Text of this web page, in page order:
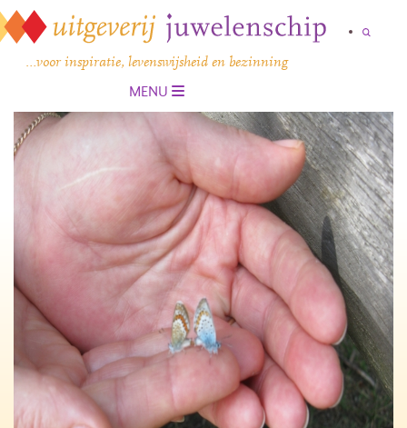
…voor inspiratie, levenswijsheid en bezinning
MENU